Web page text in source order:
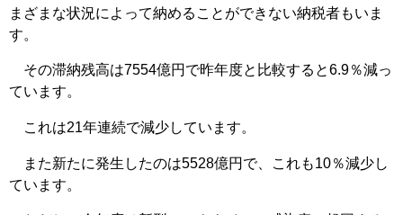
まざまな状況によって納めることができない納税者もいま
す。
その滞納残高は7554億円で昨年度と比較すると6.9％減っ
ています。
これは21年連続で減少しています。
また新たに発生したのは5528億円で、これも10％減少し
ています。